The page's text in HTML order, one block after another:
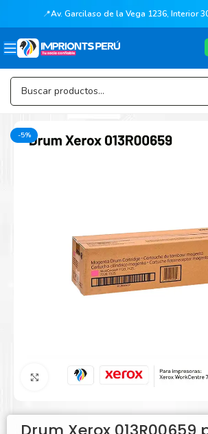
📍Av. Garcilaso de la Vega 1236, Interior
-5%
Agrandar